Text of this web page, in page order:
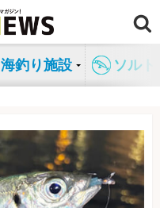
海釣り施設 ソル